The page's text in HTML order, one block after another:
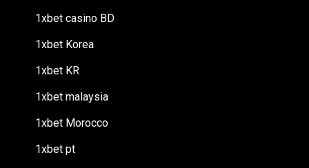
1xbet casino BD
1xbet Korea
1xbet KR
1xbet malaysia
1xbet Morocco
1xbet pt